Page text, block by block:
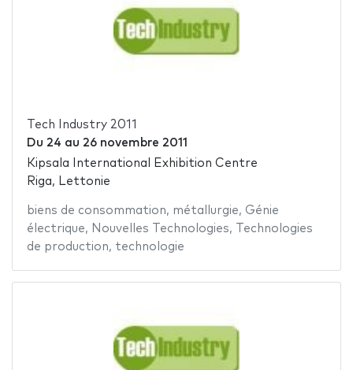
Tech Industry 2011
Du 24 au 26 novembre 2011
Kipsala International Exhibition Centre
Riga, Lettonie
biens de consommation, métallurgie, Génie
électrique, Nouvelles Technologies,
Technologies
de production, technologie